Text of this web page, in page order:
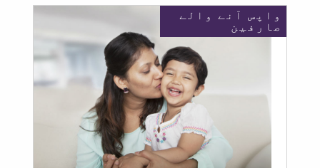
واپس آنے والے
صارفین